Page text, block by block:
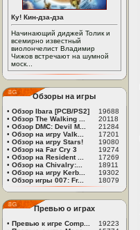
Ку! Кин-дза-дза
Начинающий диджей Толик и
всемирно известный
виолончелист Владимир
Чижов встречают на шумной
моск...
Обзоры на игры
• Обзор Ibara [PCB/PS2]
19688
• Обзор The Walking ...
20118
• Обзор DMC: Devil M...
21284
• Обзор на игру Valk...
17201
• Обзор на игру Stars!
19080
• Обзор на Far Cry 3
19274
• Обзор на Resident ...
17269
• Обзор на Chivalry:...
18911
• Обзор на игру Kerb...
19302
• Обзор игры 007: Fr... 18079
Превью о играх
• Превью к игре Comp...
19223